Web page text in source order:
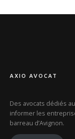
AXIO AVOCAT
Des avocats dédiés
informer les
barreau d’Avignon.